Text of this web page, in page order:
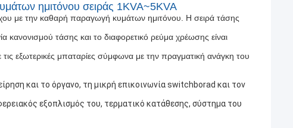
ημιτόνου σειράς 1KVA~5KVA
με την καθαρή παραγωγή κυμάτων ημιτόνου. Η σειρά τάσης
κανονισμού τάσης και το διαφορετικό ρεύμα χρέωσης είναι
εξωτερικές μπαταρίες σύμφωνα με την πραγματική ανάγκη του
και το όργανο, τη μικρή επικοινωνία switchborad και τον
εξοπλισμός του, τερματικό κατάθεσης, σύστημα του